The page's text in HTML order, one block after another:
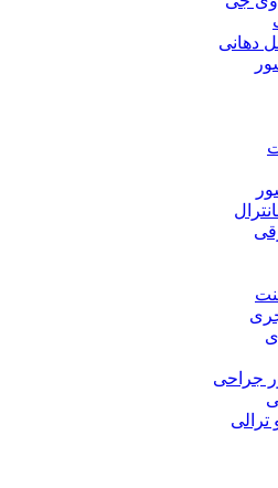
دهانی
جراحی
ترالی